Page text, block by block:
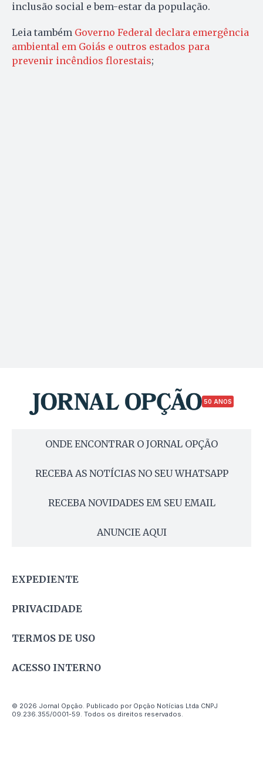
inclusão social e bem-estar da população.
Leia também Governo Federal declara emergência
ambiental em Goiás e outros estados para
prevenir incêndios florestais;
50 ANOS
ONDE ENCONTRAR O JORNAL OPÇÃO
RECEBA AS NOTÍCIAS NO SEU WHATSAPP
RECEBA NOVIDADES EM SEU EMAIL
ANUNCIE AQUI
EXPEDIENTE
PRIVACIDADE
TERMOS DE USO
ACESSO INTERNO
© 2026 Jornal Opção. Publicado por Opção Notícias Ltda CNPJ
09.236.355/0001-59. Todos os direitos reservados.